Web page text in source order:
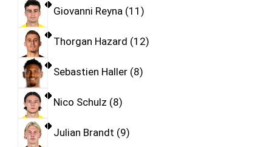
Giovanni Reyna 11
Thorgan Hazard 12
Sebastien Haller 8
Nico Schulz 8
Julian Brandt 9